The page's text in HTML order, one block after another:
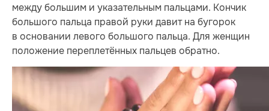
между большим и указательным пальцами. Кончик
большого пальца правой руки давит на бугорок
в основании левого большого пальца. Для женщин
положение переплетённых пальцев обратно.